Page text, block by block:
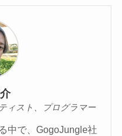
ィスト、プログラマー
中で、GogoJungle社